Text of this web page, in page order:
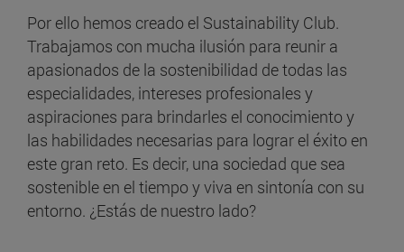
Por ello hemos creado el Sustainability Club.
Trabajamos con mucha ilusión para reunir a
apasionados de la sostenibilidad de todas las
especialidades, intereses profesionales y
aspiraciones para brindarles el conocimiento y
las habilidades necesarias para lograr el éxito en
este gran reto. Es decir, una sociedad que sea
sostenible en el tiempo y viva en sintonía con su
entorno. ¿Estás de nuestro lado?